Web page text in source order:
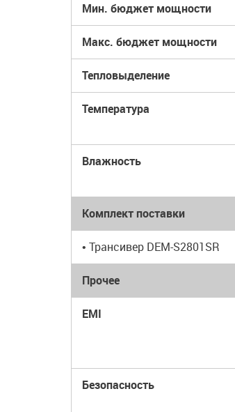
Мин. бюджет мощности
Макс. бюджет мощности
Тепловыделение
Температура
Влажность
Комплект поставки
• Трансивер DEM-S2801SR
Прочее
EMI
Безопасность